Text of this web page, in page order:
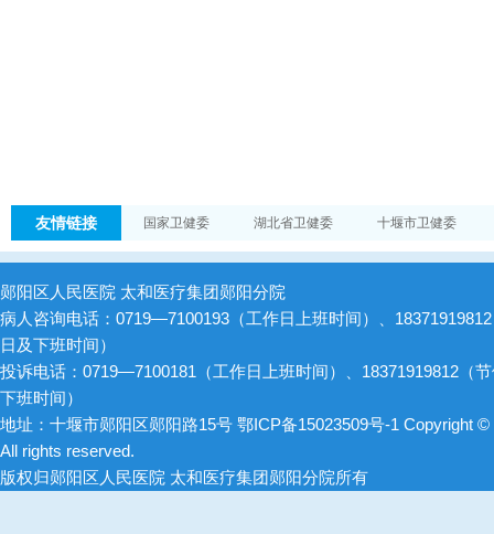
友情链接 国家卫健委 湖北省卫健委 十堰市卫健委
郧阳区人民医院 太和医疗集团郧阳分院
病人咨询电话：0719—7100193（工作日上班时间）、
日及下班时间）
投诉电话：0719—7100181（工作日上班时间）、18371919812（
下班时间）
地址：十堰市郧阳区郧阳路15号 鄂ICP备15023509号-1 Copyright ©
All rights reserved.
版权归郧阳区人民医院 太和医疗集团郧阳分院所有